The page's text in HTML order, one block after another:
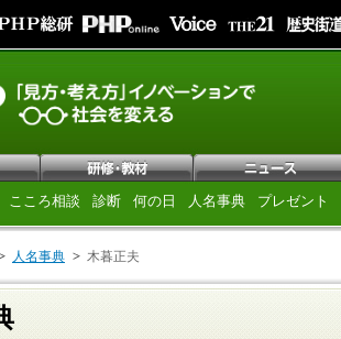
こころ相談 診断 何の日 人名事典 プレゼント
人名事典 木暮正夫